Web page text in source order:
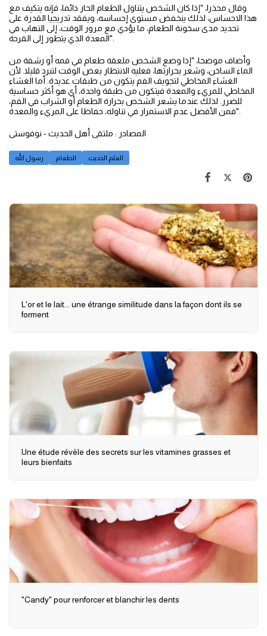
وقال محذرا، "إذا كان الشخص يتناول الطعام الحار دائما، فإنه يتكيف مع
هذا الاحساس، لذلك ينخفض مستوى إحساسه، ويفقد تدريجيا القدرة على
تحديد مدى سخونة الطعام، ما يؤدي مع مرور الوقت، إلى التهاب في
المعدة الذي يتطور إلى القرحة".
وأضاف موضحا، "إذا وضع الشخص ملعقة طعام في فمه أو رشفة من
الماء الساخن، وشعر بحرارتها، فعليه الانتظار بعض الوقت لتبرد قليلا. لأن
الغشاء المخاطي لتجويف الفم يتكون من طبقات عديدة. أما الغشاء
المخاطي للمريء والمعدة فيتكون من طبقة واحدة، أي هو أكثر حساسية
للضرر. لذلك عندما يشعر الشخص بحرارة الطعام أو الشراب في الفم،
فمن الأفضل عدم الاستمرار في تناوله، حفاظا على المريء والمعدة".
المصادر : ملتقى أهل الحديث - نوفوستى
رسول الله الطعام العلم الحديث
L'or et le lait... une étrange similitude dans la façon dont ils se
forment
Une étude révèle des secrets sur les vitamines grasses et
leurs bienfaits
"Candy" pour renforcer et blanchir les dents